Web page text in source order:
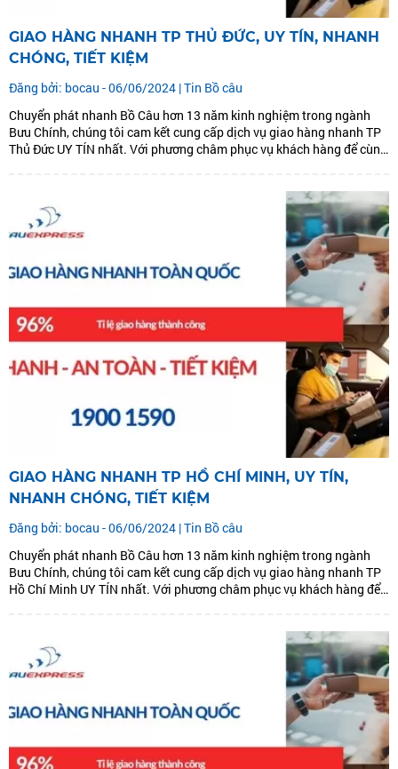
GIAO HÀNG NHANH TP THỦ ĐỨC, UY TÍN, NHANH
CHÓNG, TIẾT KIỆM
Đăng bởi: bocau - 06/06/2024 |Tin Bồ câu
Chuyển phát nhanh Bồ Câu hơn 13 năm kinh nghiệm trong ngành
Bưu Chính, chúng tôi cam kết cung cấp dịch vụ giao hàng nhanh TP
Thủ Đức UY TÍN nhất. Với phương châm phục vụ khách hàng để cùng
GIAO HÀNG NHANH TP HỒ CHÍ MINH, UY TÍN,
NHANH CHÓNG, TIẾT KIỆM
Đăng bởi: bocau - 06/06/2024 |Tin Bồ câu
Chuyển phát nhanh Bồ Câu hơn 13 năm kinh nghiệm trong ngành
Bưu Chính, chúng tôi cam kết cung cấp dịch vụ giao hàng nhanh TP
Hồ Chí Minh UY TÍN nhất. Với phương châm phục vụ khách hàng để